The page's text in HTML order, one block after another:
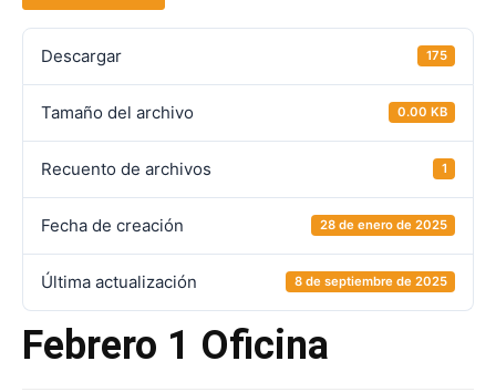
Descargar 175
Tamaño del archivo 0.00 KB
Recuento de archivos 1
Fecha de creación 28 de enero de 2025
Última actualización 8 de septiembre de 2025
Febrero 1 Oficina